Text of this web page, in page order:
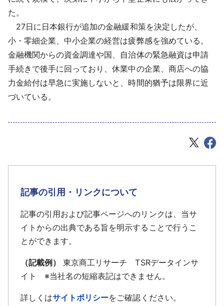
た。
27日に日本銀行が追加の金融緩和策を決定したが、
小・零細企業、中小企業の経営は疲弊感を強めている。
金融機関からの資金調達や国、自治体の緊急融資は申請
手続きで後手に回っており、休業中の企業、商店への協
力金給付は早急に実施しないと、時間的猶予は限界に近
づいている。
記事の引用・リンクについて
記事の引用および記事ページへのリンクは、当サ
イトからの出典である旨を明示することで行うこ
とができます。
（記載例）
東京商工リサーチ TSRデータインサ
イト ※当社名の短縮表記はできません。
詳しくはサイトポリシーをご確認ください。